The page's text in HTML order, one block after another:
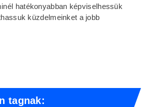
hatékonyabban képviselhessük
küzdelmeinket a jobb
tagnak: